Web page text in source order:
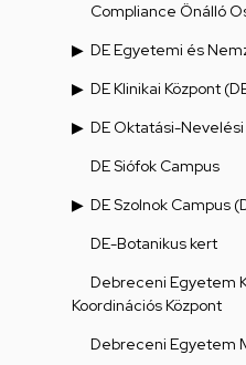
Compliance Önálló
DE Egyetemi és
DE Klinikai Központ
DE Oktatási-
DE Siófok Campus
DE Szolnok Campus
DE-Botanikus kert
Debreceni Egyetem
Koordinációs Központ
Debreceni Egyetem